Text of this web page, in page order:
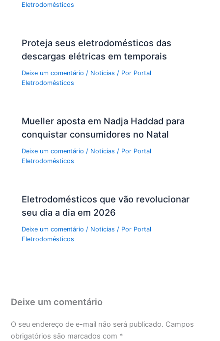
Eletrodomésticos
Proteja seus eletrodomésticos das
descargas elétricas em temporais
Deixe um comentário / Notícias / Por Portal
Eletrodomésticos
Mueller aposta em Nadja Haddad para
conquistar consumidores no Natal
Deixe um comentário / Notícias / Por Portal
Eletrodomésticos
Eletrodomésticos que vão revolucionar
seu dia a dia em 2026
Deixe um comentário / Notícias / Por Portal
Eletrodomésticos
Deixe um comentário
O seu endereço de e-mail não será publicado. Campos
obrigatórios são marcados com *